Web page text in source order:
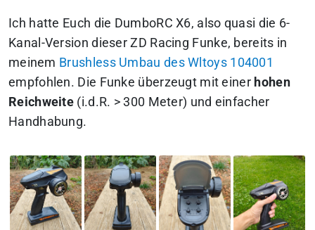
Ich hatte Euch die DumboRC X6, also quasi die 6-
Kanal-Version dieser ZD Racing Funke, bereits in
meinem Brushless Umbau des Wltoys 104001
empfohlen. Die Funke überzeugt mit einer hohen
Reichweite (i.d.R. > 300 Meter) und einfacher
Handhabung.